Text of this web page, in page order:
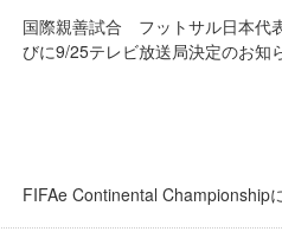
国際親善試合 フットサル日本代
びに9/25テレビ放送局決定のお知
FIFAe Continental Championship